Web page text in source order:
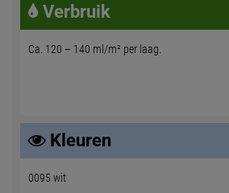
Verbruik
Ca. 120 – 140 ml/m² per laag.
Kleuren
0095 wit